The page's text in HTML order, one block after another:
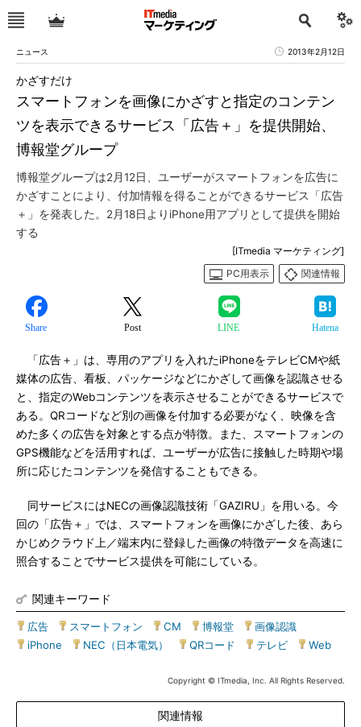
ニュース 2013年2月12日
スマートフォンを画像にかざすと指定のコンテン
ツを表示できるサービス「広告＋」を提供開始、
博報堂グループ
かざすだけ
博報堂グループは2月12日、ユーザーがスマートフォンを広告に
かざすことにより、付加情報を得ることができるサービス「広告
＋」を発表した。2月18日よりiPhone用アプリとして提供を開始
する
[ITmedia マーケティング]
PC用表示
関連情報
Share Post LINE Hatena
「広告＋」は、専用のアプリを入れたiPhoneをテレビCMや紙
媒体の広告、看板、パッケージなどにかざして画像を認識させる
と、指定のWebコンテンツを表示させることができるサービスで
ある。QRコードなど別の画像を付加する必要がなく、映像を含
めた多くの広告を対象とする点が特徴。また、スマートフォンの
GPS機能などを活用すれば、ユーザーが広告に接触した時期や場
所に応じたコンテンツを発信することもできる。
同サービスにはNECの画像認識技術「GAZIRU」を用いる。今
回の「広告＋」では、スマートフォンを画像にかざした後、あら
かじめクラウド上／端末内に登録した画像の特徴データを高速に
照合することでサービス提供を可能にしている。
関連キーワード
広告 スマートフォン CM 博報堂 画像認識
iPhone
NEC（日本電気） QRコード テレビ Web
Copyright © ITmedia, Inc. All Rights Reserved.
関連情報